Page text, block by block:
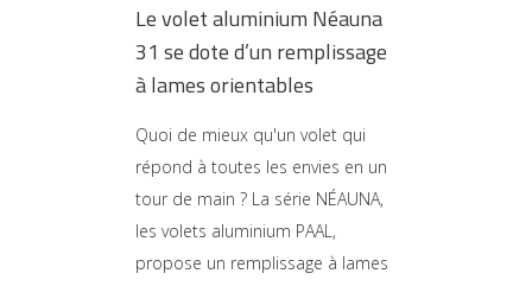
Le volet aluminium Néauna
31 se dote d’un remplissage
à lames orientables
Quoi de mieux qu'un volet qui
répond à toutes les envies en un
tour de main ? La série NÉAUNA,
les volets aluminium PAAL,
propose un remplissage à lames